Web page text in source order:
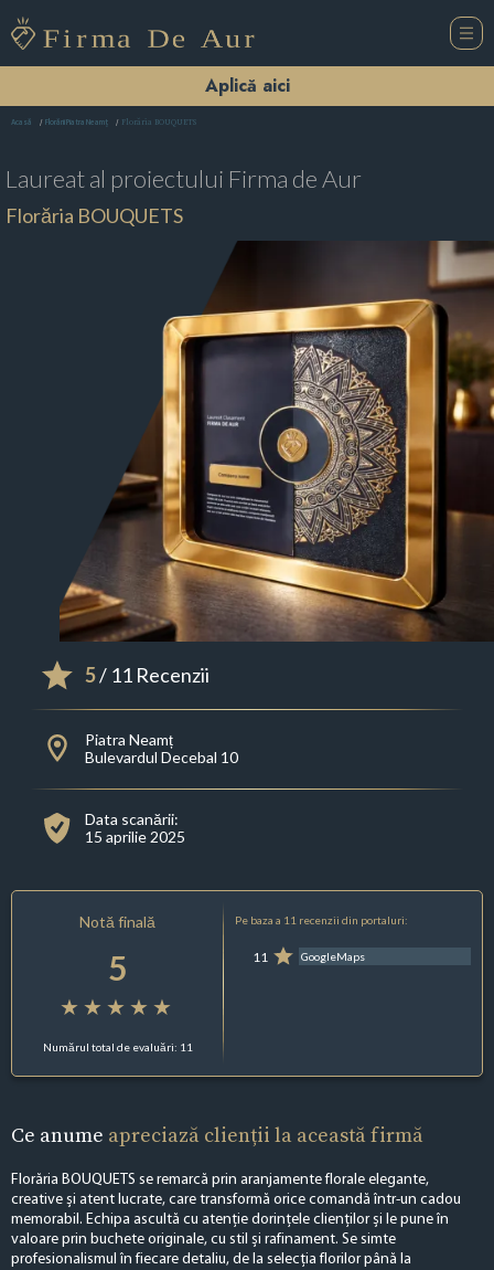
Aplică aici
Acasă Florării Piatra Neamţ Florăria BOUQUETS
Laureat al proiectului Firma de Aur
Florăria BOUQUETS
5/ 11 Recenzii
Piatra Neamț
Bulevardul Decebal 10
Data scanării:
15 aprilie 2025
Notă finală
5
Numărul total de evaluări: 11
Pe baza a 11 recenzii din portaluri:
11 GoogleMaps
Ce anume apreciază clienții la această firmă
Florăria BOUQUETS se remarcă prin aranjamente florale elegante,
creative și atent lucrate, care transformă orice comandă într-un cadou
memorabil. Echipa ascultă cu atenție dorințele clienților și le pune în
valoare prin buchete originale, cu stil și rafinament. Se simte
profesionalismul în fiecare detaliu, de la selecția florilor până la